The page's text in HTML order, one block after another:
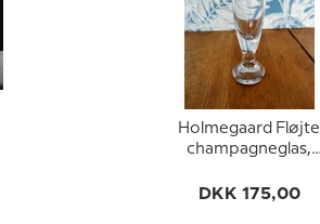
Holmegaard Fløjte
champagneglas,
DKK 175,00